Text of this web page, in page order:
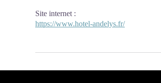
Site internet :
https://www.hotel-andelys.fr/